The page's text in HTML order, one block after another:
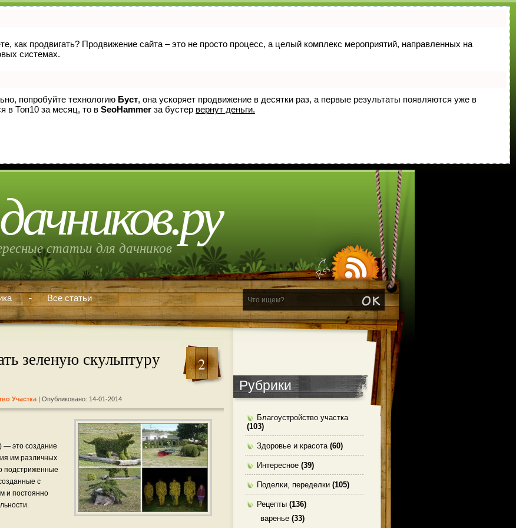
как продвигать? Продвижение сайта – это не просто процесс, а целый комплекс мероприятий, направленных на
системах.
попробуйте технологию Буст, она ускоряет продвижение в десятки раз, а первые результаты появляются уже в
в Топ10 за месяц, то в SeoHammer за бустер вернут деньги.
статьи для дачников
Все статьи
зеленую скульптуру
2
Участка | Опубликовано: 14-01-2014
— это создание
им различных
подстриженные
с
и постоянно
Рубрики
Благоустройство участка
(103)
Здоровье и красота(60)
Интересное (39)
Поделки, переделки (105)
Рецепты (136)
варенье (33)